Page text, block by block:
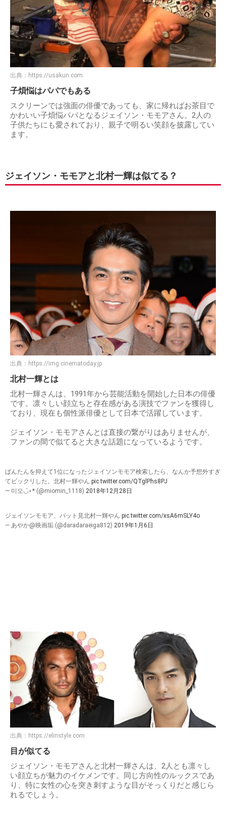
出典： https://usakun.com
子煩悩はパパでもある
スクリーンでは強面の俳優であっても、家に帰ればお茶目で
かわいい子煩悩パパとなるジェイソン・モモアさん。2人の
子供たちにも愛されており、親子で明るい笑顔を披露してい
ます。
ジェイソン・モモアと北村一輝は似てる？
出典： https://img.cinematoday.jp
北村一輝とは
北村一輝さんは、1991年から芸能活動を開始した日本の俳優
です。凛々しい顔立ちと存在感がある演技でファンを獲得し
ており、現在も個性派俳優として日本で活躍しています。
ジェイソン・モモアさんとは直接の繋がりはありませんが、
ファンの間で似てると大きな話題になっているようです。
ばんたんを抑えて1位になったジェイソンモモア検索したら、なんか予想外すぎ
てビックリした。北村一輝やん pic.twitter.com/QTglPhs8PJ
— 미오◡̈⋆* (@miomin_1118) 2018年12月28日
ジェイソンモモア、パット見北村一輝やん pic.twitter.com/xsA6mSLY4o
— あやか@映画垢 (@daradaraeiga812) 2019年1月6日
出典： https://elinstyle.com
目が似てる
ジェイソン・モモアさんと北村一輝さんは、2人とも凛々し
い顔立ちが魅力のイケメンです。同じ方向性のルックスであ
り、特に女性の心を突き刺すような目がそっくりだと感じら
れるでしょう。